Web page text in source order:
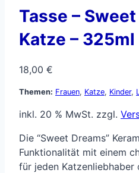
Tasse –
Katze – 325ml
18,00 €
Themen: Frauen, Katze, Kinder,
inkl. 20 % MwSt. zzgl.
Die “Sweet Dreams”
Funktionalität mit einem
für jeden Katzenliebhaber